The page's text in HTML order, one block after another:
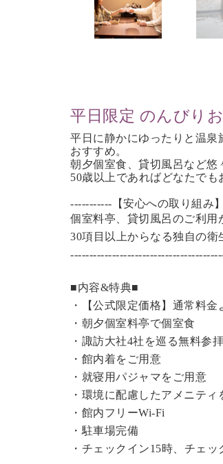
平日限定 のんびり
平日に静かにゆったりと温泉
おすすめ。
朝夕個室食、貸切風呂など悠
50歳以上であればどなたでも
-----------【安心への取り組み
個室料亭、貸切風呂のご利用
30項目以上からなる独自の
■内容&特典■
・【公式限定価格】 通常料金
・朝夕個室料亭で個室食
・諏訪大社4社を巡る無料参
・館内着をご用意
・就寝用パジャマをご用意
・環境に配慮したアメニティ
・館内フリーWi-Fi
・駐車場完備
・チェックイン15時、チェッ